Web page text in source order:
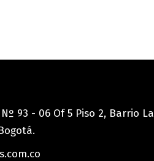
93 - 06 Of 5 Piso 2, Barrio La